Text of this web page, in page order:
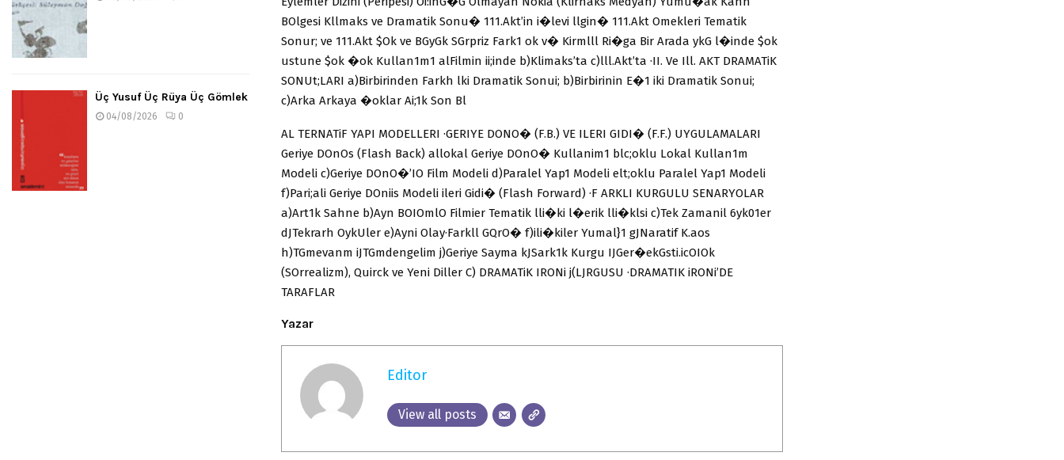
BOlgesi Kllmaks ve Dramatik Sonu� 111.Akt’in i�levi llgin� 111.Akt Omekleri Tematik
Sonur; ve 111.Akt $Ok ve BGyGk SGrpriz Fark1 ok v� Kirmlll Ri�ga Bir Arada ykG l�inde $ok
ustune $ok �ok Kullan1m1 alFilmin ii;inde b)Klimaks’ta c)lll.Akt’ta ·II. Ve Ill. AKT DRAMATiK
SONUt;LARI a)Birbirinden Farkh lki Dramatik Sonui; b)Birbirinin E�1 iki Dramatik Sonui;
c)Arka Arkaya �oklar Ai;1k Son Bl
AL TERNATiF YAPI MODELLERI ·GERIYE DONO� (F.B.) VE ILERI GIDI� (F.F.) UYGULAMALARI
Geriye DOnOs (Flash Back) allokal Geriye DOnO� Kullanim1 blc;oklu Lokal Kullan1m
Modeli c)Geriye DOnO�’IO Film Modeli d)Paralel Yap1 Modeli elt;oklu Paralel Yap1 Modeli
f)Pari;ali Geriye DOniis Modeli ileri Gidi� (Flash Forward) ·F ARKLI KURGULU SENARYOLAR
a)Art1k Sahne b)Ayn BOIOmlO Filmier Tematik lli�ki l�erik lli�klsi c)Tek Zamanil 6yk01er
dJTekrarh OykUler e)Ayni Olay·Farkll GQrO� f)ili�kiler Yumal}1 gJNaratif K.aos
h)TGmevanm iJTGmdengelim j)Geriye Sayma kJSark1k Kurgu IJGer�ekGsti.icOIOk
(SOrrealizm), Quirck ve Yeni Diller C) DRAMATiK IRONi j(LJRGUSU ·DRAMATIK iRONi’DE
TARAFLAR
Yazar
Editor
View all posts
Üç Yusuf Üç Rüya Üç Gömlek
04/08/2026 0